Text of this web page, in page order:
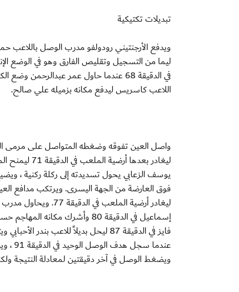
تبديلات تكتيكية
ليما من التسجيل وتقليص الفارق وهو في الوضع
في الدقيقة 68 عندما حاول عمر
اللاعب كاسريس ليدفع مكانه بزميله علي صالح.
واصل العين تفوقه وضغطه المتواصل على مرمى
ليغادر
يوسف الزعابي يحول تسديدته إلى ركلة ركنية ،
فوق العارضة من الجهة اليسرى. ويرتكب مدافع
ليغادر أرضية
إسماعيل في الدقيقة 80 وأشرك
فايز في الدقيقة 87 ليحل بديلاً للاعب
ويضغط الوصل في آخر دقيقتين لمعادلة النتيجة